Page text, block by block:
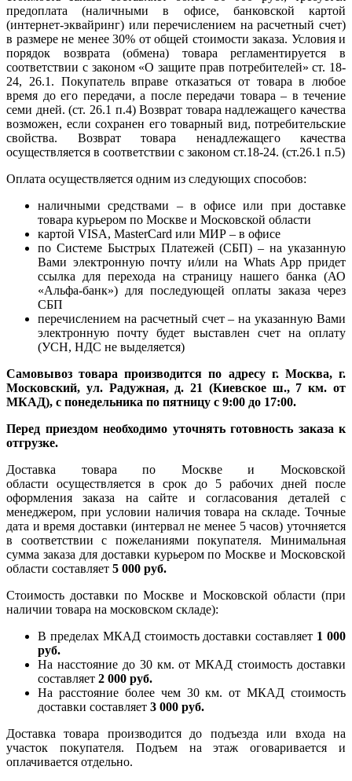
предоплата (наличными в офисе, банковской картой
(интернет-эквайринг) или перечислением на расчетный счет)
в размере не менее 30% от общей стоимости заказа. Условия и
порядок возврата (обмена) товара регламентируется в
соответствии с законом «О защите прав потребителей» ст. 18-
24, 26.1. Покупатель вправе отказаться от товара в любое
время до его передачи, а после передачи товара – в течение
семи дней. (ст. 26.1 п.4) Возврат товара надлежащего качества
возможен, если сохранен его товарный вид, потребительские
свойства. Возврат товара ненадлежащего качества
осуществляется в соответствии с законом ст.18-24. (ст.26.1 п.5)
Оплата осуществляется одним из следующих способов:
наличными средствами – в офисе или при доставке
товара курьером по Москве и Московской области
картой VISA, MasterCard или МИР – в офисе
по Системе Быстрых Платежей (СБП) – на указанную
Вами электронную почту и/или на Whats App придет
ссылка для перехода на страницу нашего банка (АО
«Альфа-банк») для последующей оплаты заказа через
СБП
перечислением на расчетный счет – на указанную Вами
электронную почту будет выставлен счет на оплату
(УСН, НДС не выделяется)
Самовывоз товара производится по адресу г. Москва, г.
Московский, ул. Радужная, д. 21 (Киевское ш., 7 км. от
МКАД), с понедельника по пятницу с 9:00 до 17:00.
Перед приездом необходимо уточнять готовность заказа к
отгрузке.
Доставка товара по Москве и Московской
области осуществляется в срок до 5 рабочих дней после
оформления заказа на сайте и согласования деталей с
менеджером, при условии наличия товара на складе. Точные
дата и время доставки (интервал не менее 5 часов) уточняется
в соответствии с пожеланиями покупателя. Минимальная
сумма заказа для доставки курьером по Москве и Московской
области составляет 5 000 руб.
Стоимость доставки по Москве и Московской области (при
наличии товара на московском складе):
В пределах МКАД стоимость доставки составляет 1 000
руб.
На насcтояние до 30 км. от МКАД стоимость доставки
составляет 2 000 руб.
На расстояние более чем 30 км. от МКАД стоимость
доставки составляет 3 000 руб.
Доставка товара производится до подъезда или входа на
участок покупателя. Подъем на этаж оговаривается и
оплачивается отдельно.